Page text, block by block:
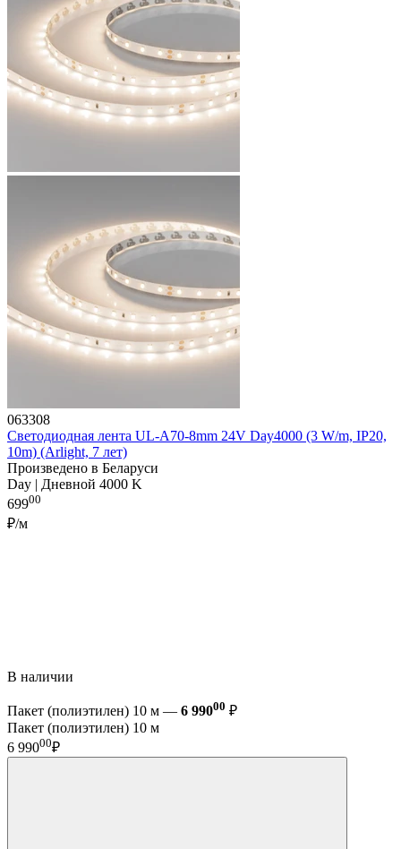
063308
Светодиодная лента UL-A70-8mm 24V Day4000 (3 W/m, IP20,
10m) (Arlight, 7 лет)
Произведено в Беларуси
Day | Дневной 4000 K
69900
₽/м
В наличии
Пакет (полиэтилен) 10 м — 6 99000 ₽
Пакет (полиэтилен) 10 м
6 99000₽